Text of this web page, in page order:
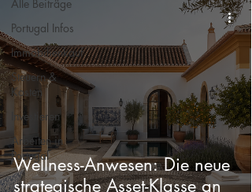
Alle Beiträge
Portugal Infos
Immobilienkauf
Steuern &
Kosten
Investieren
Arbeiten in
Portugal
Wellness-Anwesen: Die neue
strategische Asset-Klasse an